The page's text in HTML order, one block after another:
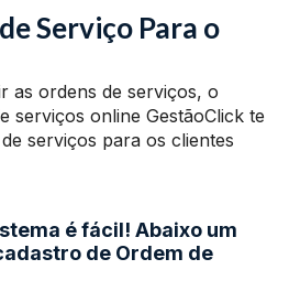
Serviço Para o
as ordens de serviços, o
serviços online GestãoClick te
serviços para os clientes
é fácil! Abaixo um
de Ordem de